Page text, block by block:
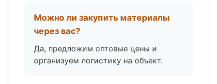
Можно ли закупить материалы
через вас?
Да, предложим оптовые цены и
организуем логистику на объект.